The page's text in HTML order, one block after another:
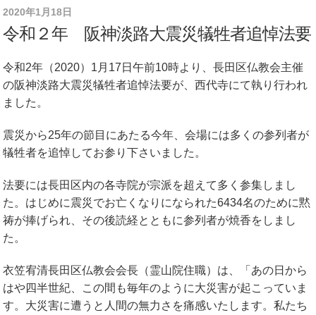
2020年1月18日
令和２年 阪神淡路大震災犠牲者追悼法要
令和2年（2020）1月17日午前10時より、長田区仏教会主催
の阪神淡路大震災犠牲者追悼法要が、西代寺にて執り行われ
ました。
震災から25年の節目にあたる今年、会場には多くの参列者が
犠牲者を追悼してお参り下さいました。
法要には長田区内の各寺院が宗派を超えて多く参集しまし
た。はじめに震災でお亡くなりになられた6434名のために黙
祷が捧げられ、その後読経とともに参列者が焼香をしまし
た。
衣笠宥清長田区仏教会会長（霊山院住職）は、「あの日から
はや四半世紀、この間も毎年のように大災害が起こっていま
す。大災害に遭うと人間の無力さを痛感いたします。私たち